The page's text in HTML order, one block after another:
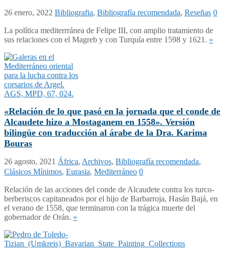
26 enero, 2022 Bibliografia, Bibliografía recomendada, Reseñas 0
La política mediterrránea de Felipe III, con amplio tratamiento de
sus relaciones con el Magreb y con Turquía entre 1598 y 1621. »
«Relación de lo que pasó en la jornada que el conde de
Alcaudete hizo a Mostaganem en 1558». Versión
bilingüe con traducción al árabe de la Dra. Karima
Bouras
26 agosto, 2021 África, Archivos, Bibliografía recomendada,
Clásicos Mínimos, Eurasia, Mediterráneo 0
Relación de las acciones del conde de Alcaudete contra los turco-
berberiscos capitaneados por el hijo de Barbarroja, Hasán Bajá, en
el verano de 1558, que terminaron con la trágica muerte del
gobernador de Orán. »